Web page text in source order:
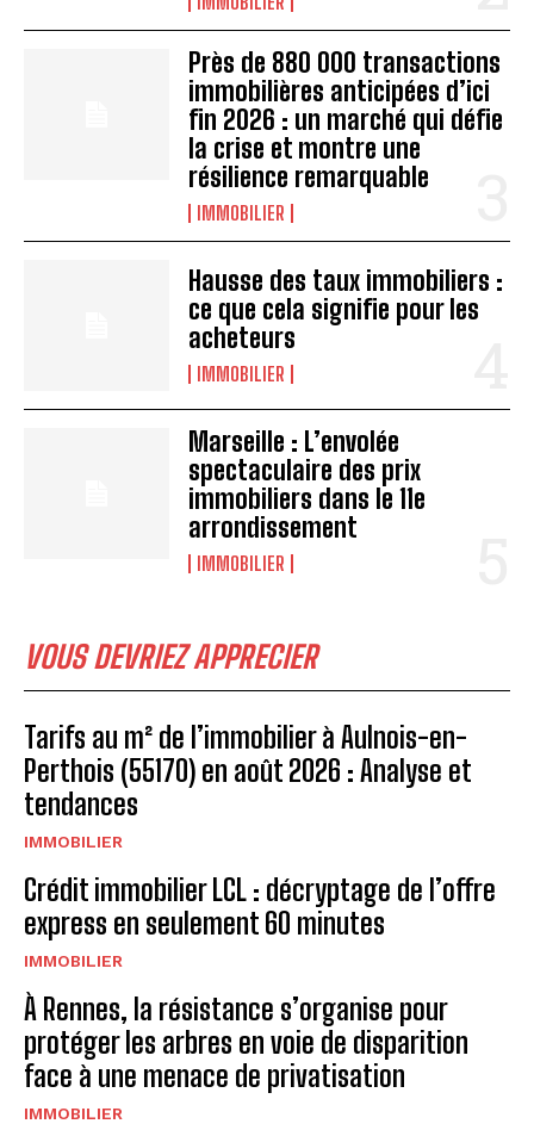
Près de 880 000 transactions
immobilières anticipées d’ici
fin 2026 : un marché qui défie
la crise et montre une
résilience remarquable
IMMOBILIER
Hausse des taux immobiliers :
ce que cela signifie pour les
acheteurs
IMMOBILIER
Marseille : L’envolée
spectaculaire des prix
immobiliers dans le 11e
arrondissement
IMMOBILIER
VOUS DEVRIEZ APPRECIER
Tarifs au m² de l’immobilier à Aulnois-en-
Perthois (55170) en août 2026 : Analyse et
tendances
IMMOBILIER
Crédit immobilier LCL : décryptage de l’offre
express en seulement 60 minutes
IMMOBILIER
À Rennes, la résistance s’organise pour
protéger les arbres en voie de disparition
face à une menace de privatisation
IMMOBILIER